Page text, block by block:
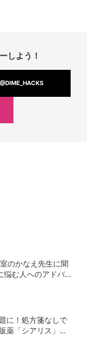
しよう！
@DIME_HACKS
のかなえ先生に聞
悩む人へのアドバイ
に！処方箋なしで
薬「シアリス」が